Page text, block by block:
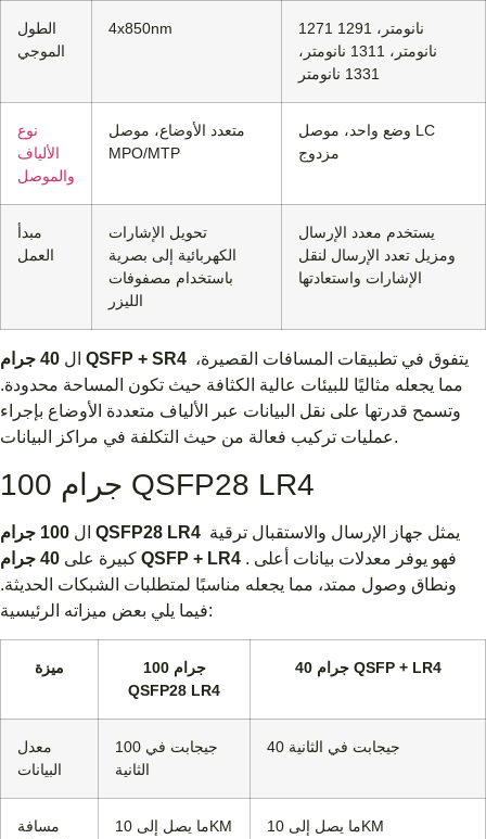
الطول
الموجي
4x850nm
1271 نانومتر، 1291
نانومتر، 1311 نانومتر،
1331 نانومتر
نوع
الألياف
والموصل
متعدد الأوضاع، موصل
MPO/MTP
وضع واحد، موصل LC
مزدوج
مبدأ
العمل
تحويل الإشارات
الكهربائية إلى بصرية
باستخدام مصفوفات
الليزر
يستخدم معدد الإرسال
ومزيل تعدد الإرسال لنقل
الإشارات واستعادتها
ال 40 جرام QSFP + SR4
مما يجعله مثاليًا للبيئات عالية الكثافة حيث تكون المساحة محدودة.
وتسمح قدرتها على نقل البيانات عبر الألياف متعددة الأوضاع بإجراء
عمليات تركيب فعالة من حيث التكلفة في مراكز البيانات.
100 جرام QSFP28 LR4
ال 100 جرام QSFP28 LR4
كبيرة على 40 جرام QSFP + LR4 . فهو يوفر معدلات بيانات أعلى
ونطاق وصول ممتد، مما يجعله مناسبًا لمتطلبات الشبكات الحديثة.
فيما يلي بعض ميزاته الرئيسية:
ميزة
100 جرام
QSFP28 LR4
40 جرام QSFP + LR4
معدل
البيانات
100 جيجابت في
الثانية
40 جيجابت في الثانية
مسافة
ما يصل إلى 10KM ما يصل إلى 10KM